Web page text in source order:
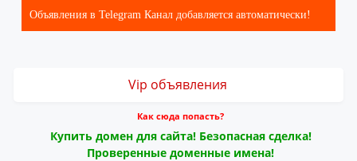
Объявления в Telegram Канал добавляется автоматически!
Vip объявления
Как сюда попасть?
Купить домен для сайта! Безопасная сделка!
Проверенные доменные имена!